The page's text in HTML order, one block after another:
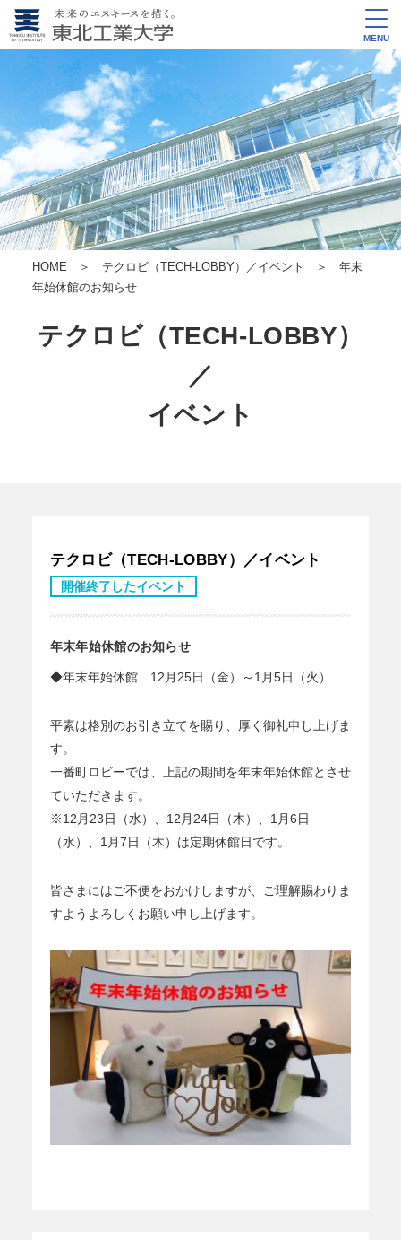
MENU
HOME ＞ テクロビ（TECH-LOBBY）／イベント
＞ 年末
年始休館のお知らせ
テクロビ（TECH-LOBBY）
／
イベント
テクロビ（TECH-LOBBY）／イベント
開催終了したイベント
年末年始休館のお知らせ
◆年末年始休館 12月25日（金）～1月5日（火）
平素は格別のお引き立てを賜り、厚く御礼申し上げま
す。
一番町ロビーでは、上記の期間を年末年始休館とさせ
ていただきます。
※12月23日（水）、12月24日（木）、1月6日
（水）、1月7日（木）は定期休館日です。
皆さまにはご不便をおかけしますが、ご理解賜わりま
すようよろしくお願い申し上げます。